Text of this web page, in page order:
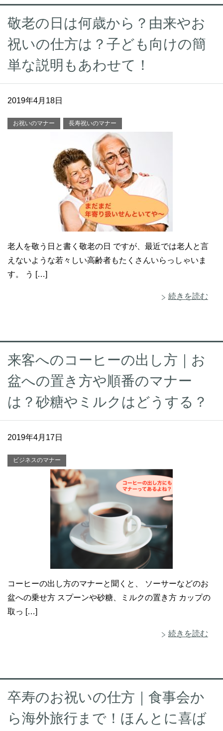
敬老の日は何歳から？由来やお
祝いの仕方は？子ども向けの簡
単な説明もあわせて！
2019年4月18日
お祝いのマナー 長寿祝いのマナー
老人を敬う日と書く敬老の日 ですが、最近では老人と言
えないような若々しい高齢者もたくさんいらっしゃいま
す。 う […]
続きを読む
来客へのコーヒーの出し方｜お
盆への置き方や順番のマナー
は？砂糖やミルクはどうする？
2019年4月17日
ビジネスのマナー
コーヒーの出し方のマナーと聞くと、 ソーサーなどのお
盆への乗せ方 スプーンや砂糖、ミルクの置き方 カップの
取っ […]
続きを読む
卒寿のお祝いの仕方｜食事会か
ら海外旅行まで！ほんとに喜ば